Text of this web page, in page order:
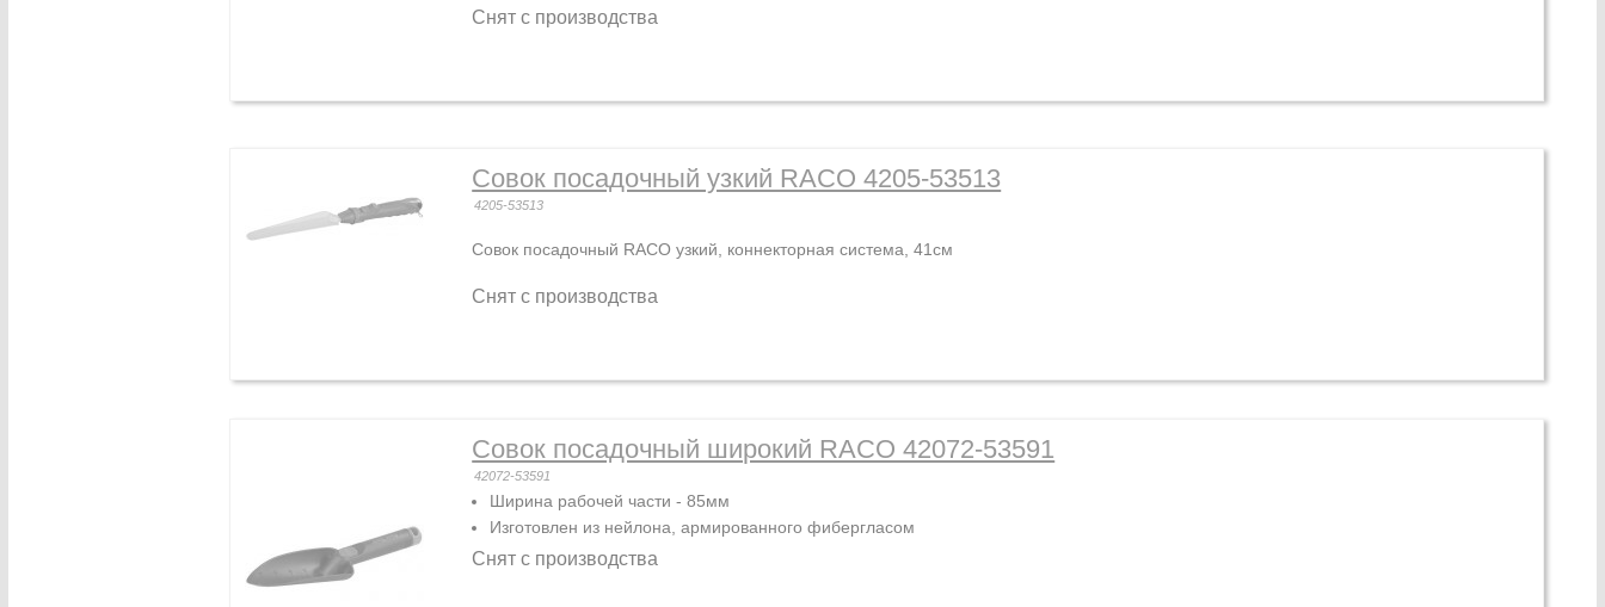
Снят с производства
Совок посадочный узкий RACO 4205-53513
4205-53513
Совок посадочный RACO узкий, коннекторная система, 41см
Снят с производства
Совок посадочный широкий RACO 42072-53591
42072-53591
Ширина рабочей части - 85мм
Изготовлен из нейлона, армированного фибергласом
Снят с производства